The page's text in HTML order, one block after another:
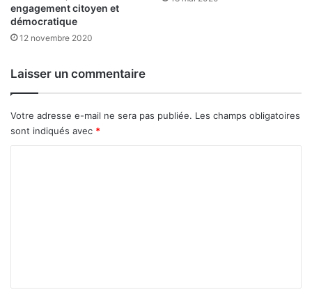
d
r
o
t
d
u
t
i
e
t
t
d
a
l
a
engagement citoyen et
démocratique
12 novembre 2020
Laisser un commentaire
Votre adresse e-mail ne sera pas publiée. Les champs obligatoires
sont indiqués avec *